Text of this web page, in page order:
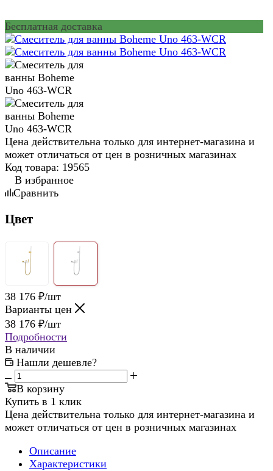
Бесплатная доставка
Цена действительна только для интернет-магазина и
может отличаться от цен в розничных магазинах
Код товара: 19565
В избранное
Сравнить
Цвет
38 176 ₽/шт
Варианты цен
38 176 ₽/шт
Подробности
В наличии
Нашли дешевле?
В корзину
Купить в 1 клик
Цена действительна только для интернет-магазина и
может отличаться от цен в розничных магазинах
Описание
Характеристики